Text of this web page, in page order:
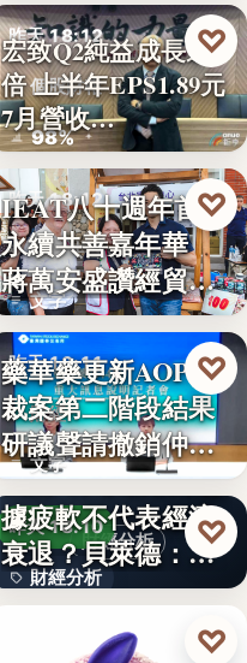
昨天 18:12
個股財報
98%
宏致Q2純益成長近1
倍 上半年EPS1.89元
7月營收…
♡
昨天 18:12
永續共善
文字
IEAT八十週年首辦
永續共善嘉年華
蔣萬安盛讚經貿公
益打…
♡
昨天 18:11
財經
文字
藥華藥更新AOP仲
裁案第二階段結果
研議聲請撤銷仲裁
判斷
♡
財經分析
昨天 18:10
財經分析
美國7月非農就業數
據疲軟不代表經濟
衰退？貝萊德：AI
正讓…
♡
昨天 17:00 ♡